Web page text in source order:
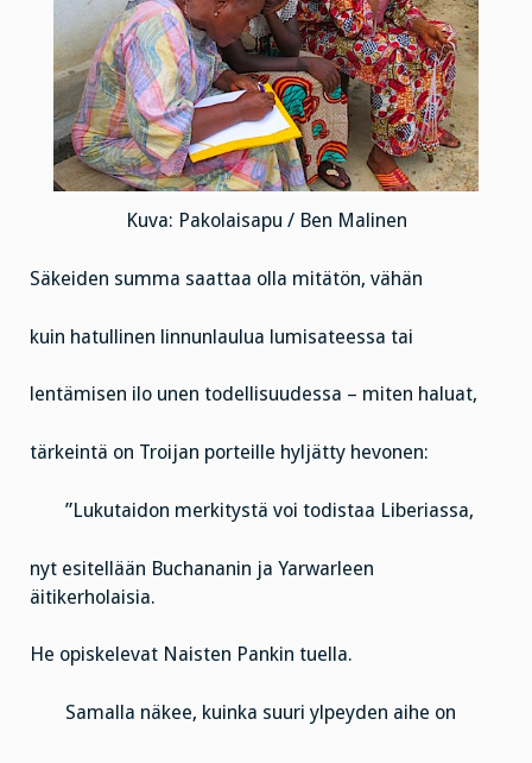
Kuva: Pakolaisapu / Ben Malinen
Säkeiden summa saattaa olla mitätön, vähän
kuin hatullinen linnunlaulua lumisateessa tai
lentämisen ilo unen todellisuudessa – miten haluat,
tärkeintä on Troijan porteille hyljätty hevonen:
”Lukutaidon merkitystä voi todistaa Liberiassa,
nyt esitellään Buchananin ja Yarwarleen
äitikerholaisia.
He opiskelevat Naisten Pankin tuella.
Samalla näkee, kuinka suuri ylpeyden aihe on